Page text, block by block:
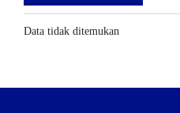
Data tidak ditemukan